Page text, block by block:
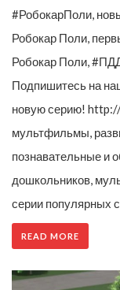
#РобокарПоли,
Робокар Поли,
Робокар Поли,
Подпишитесь на
новую серию!
мультфильмы,
познавательные и
дошкольников,
серии популярных
READ MORE